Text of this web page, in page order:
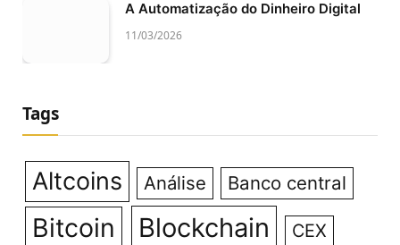
A Automatização do Dinheiro Digital
11/03/2026
Tags
Altcoins Análise Banco central
Bitcoin Blockchain CEX